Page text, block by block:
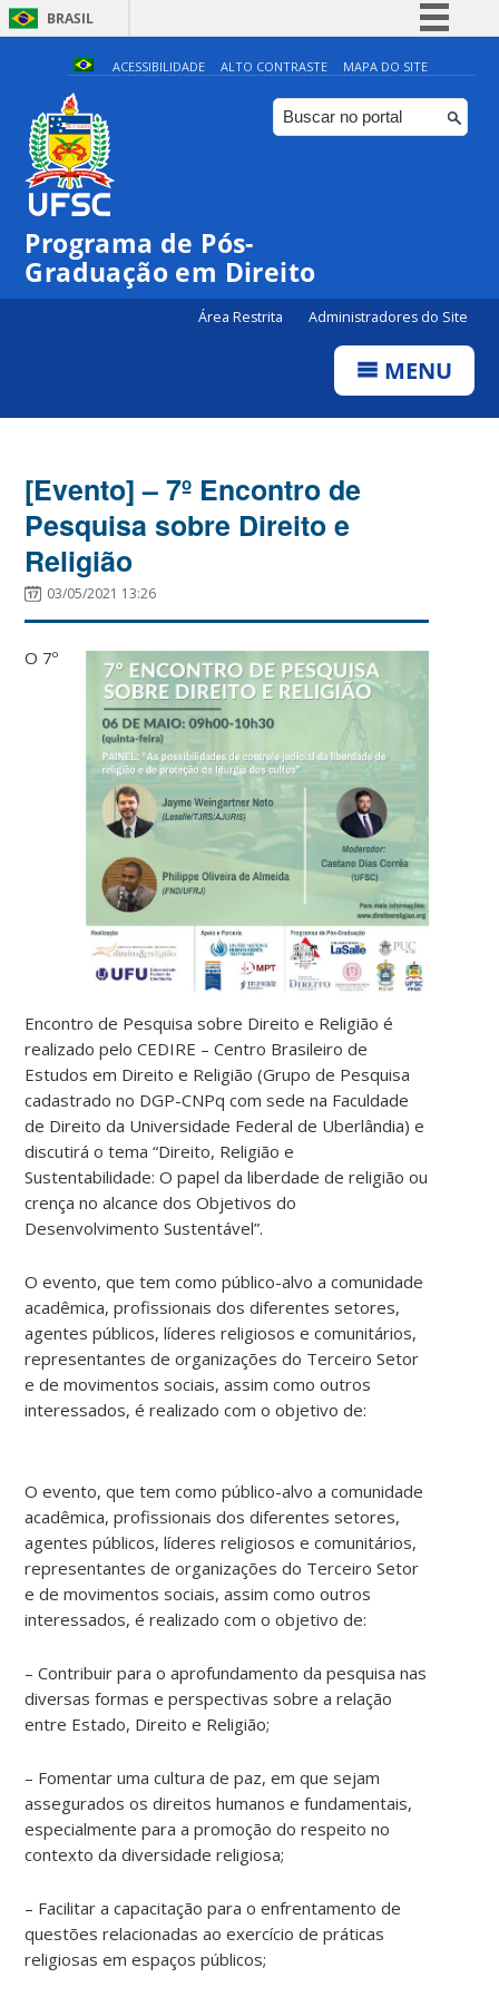
BRASIL
Simplifique!
Comunica BR
Participe
ACESSIBILIDADE ALTO CONTRASTE MAPA DO SITE
Programa de Pós-
Graduação em Direito
Área Restrita Administradores do Site
MENU
[Evento] – 7º Encontro de
Pesquisa sobre Direito e
Religião
03/05/2021 13:26
O 7º
Encontro de Pesquisa sobre Direito e Religião é
realizado pelo CEDIRE – Centro Brasileiro de
Estudos em Direito e Religião (Grupo de Pesquisa
cadastrado no DGP-CNPq com sede na Faculdade
de Direito da Universidade Federal de Uberlândia) e
discutirá o tema “Direito, Religião e
Sustentabilidade: O papel da liberdade de religião ou
crença no alcance dos Objetivos do
Desenvolvimento Sustentável”.
O evento, que tem como público-alvo a comunidade
acadêmica, profissionais dos diferentes setores,
agentes públicos, líderes religiosos e comunitários,
representantes de organizações do Terceiro Setor
e de movimentos sociais, assim como outros
interessados, é realizado com o objetivo de:
O evento, que tem como público-alvo a comunidade
acadêmica, profissionais dos diferentes setores,
agentes públicos, líderes religiosos e comunitários,
representantes de organizações do Terceiro Setor
e de movimentos sociais, assim como outros
interessados, é realizado com o objetivo de:
– Contribuir para o aprofundamento da pesquisa nas
diversas formas e perspectivas sobre a relação
entre Estado, Direito e Religião;
– Fomentar uma cultura de paz, em que sejam
assegurados os direitos humanos e fundamentais,
especialmente para a promoção do respeito no
contexto da diversidade religiosa;
– Facilitar a capacitação para o enfrentamento de
questões relacionadas ao exercício de práticas
religiosas em espaços públicos;